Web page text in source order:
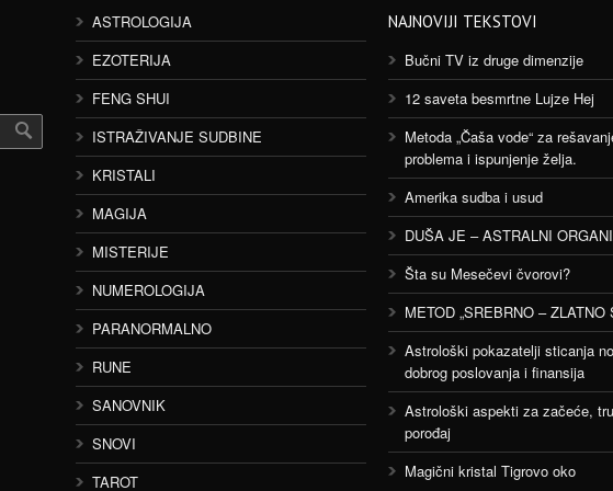
ASTROLOGIJA
EZOTERIJA
FENG SHUI
ISTRAŽIVANJE SUDBINE
KRISTALI
MAGIJA
MISTERIJE
NUMEROLOGIJA
PARANORMALNO
RUNE
SANOVNIK
SNOVI
TAROT
NAJNOVIJI TEKSTOVI
Bučni TV iz druge dimenzije
12 saveta besmrtne Lujze Hej
Metoda „Čaša vode“ za
problema i ispunjenje želja.
Amerika sudba i usud
DUŠA JE – ASTRALNI
Šta su Mesečevi čvorovi?
METOD „SREBRNO – ZLATNO
Astrološki pokazatelji sticanja
dobrog poslovanja i finansija
Astrološki aspekti za začeće,
porođaj
Magični kristal Tigrovo oko